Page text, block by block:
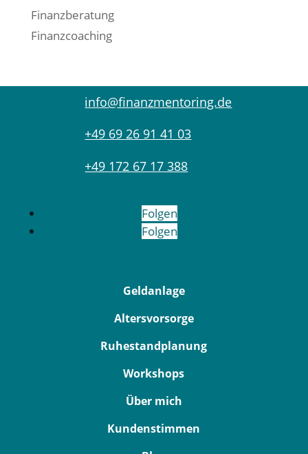
Finanzberatung
Finanzcoaching
info@finanzmentoring.de
+49 69 26 91 41 03
+49 172 67 17 388
Folgen
Folgen
Geldanlage
Altersvorsorge
Ruhestandplanung
Workshops
Über mich
Kundenstimmen